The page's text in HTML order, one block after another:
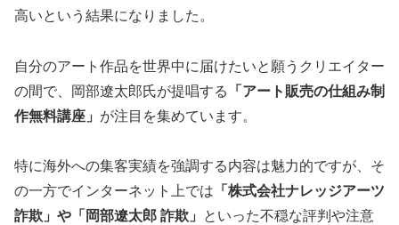
高いという結果になりました。
自分のアート作品を世界中に届けたいと願うクリエイター
の間で、岡部遼太郎氏が提唱する
「アート販売の仕組み制
作無料講座」 が注目を集めています。
特に海外への集客実績を強調する内容は魅力的ですが、そ
の一方でインターネット上では 「株式会社ナレッジアーツ
詐欺」や「岡部遼太郎 詐欺」
といった不穏な評判や注意